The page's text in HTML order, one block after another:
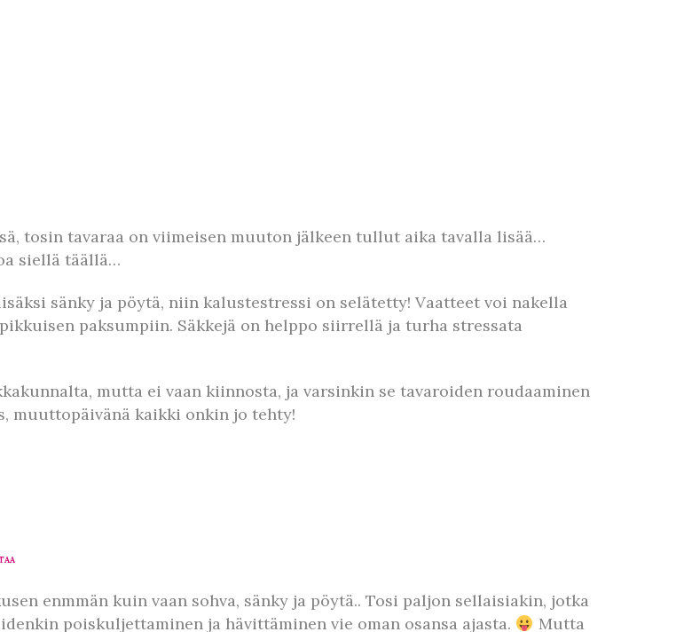
tosin tavaraa on viimeisen muuton jälkeen tullut aika tavalla lisää…
siellä täällä…
sänky ja pöytä, niin kalustestressi on selätetty! Vaatteet voi nakella
paksumpiin. Säkkejä on helppo siirrellä ja turha stressata
mutta ei vaan kiinnosta, ja varsinkin se tavaroiden roudaaminen
muuttopäivänä kaikki onkin jo tehty!
enmmän kuin vaan sohva, sänky ja pöytä.. Tosi paljon sellaisiakin, jotka
poiskuljettaminen ja hävittäminen vie oman osansa ajasta.
Mutta